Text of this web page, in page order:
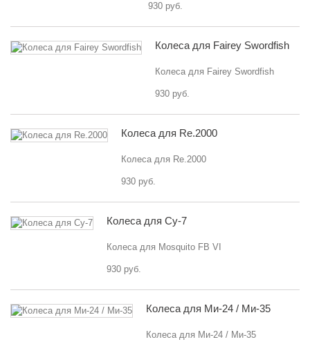
930 руб.
Колеса для Fairey Swordfish
Колеса для Fairey Swordfish
930 руб.
Колеса для Re.2000
Колеса для Re.2000
930 руб.
Колеса для Су-7
Колеса для Mosquito FB VI
930 руб.
Колеса для Ми-24 / Ми-35
Колеса для Ми-24 / Ми-35